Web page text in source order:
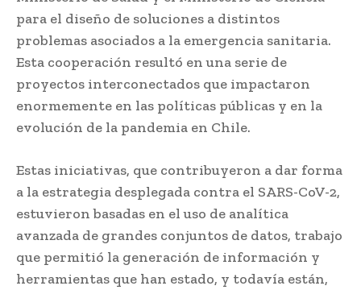
para el diseño de soluciones a distintos
problemas asociados a la emergencia sanitaria.
Esta cooperación resultó en una serie de
proyectos interconectados que impactaron
enormemente en las políticas públicas y en la
evolución de la pandemia en Chile.
Estas iniciativas, que contribuyeron a dar forma
a la estrategia desplegada contra el SARS-CoV-2,
estuvieron basadas en el uso de analítica
avanzada de grandes conjuntos de datos, trabajo
que permitió la generación de información y
herramientas que han estado, y todavía están,